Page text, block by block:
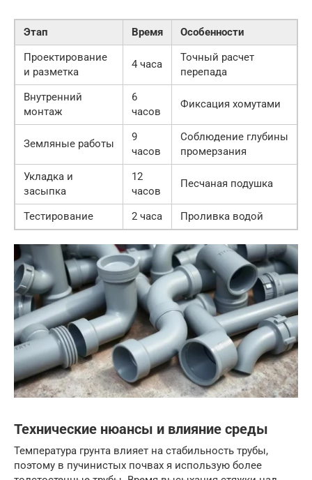
Этап Время
Особенности
Проектирование
и разметка
4 часа
Точный расчет
перепада
Внутренний
монтаж
6
часов
Фиксация хомутами
Земляные работы
9
часов
Соблюдение глубины
промерзания
Укладка и
засыпка
12
часов
Песчаная подушка
Тестирование 2 часа Проливка водой
Технические нюансы и влияние среды
Температура грунта влияет на стабильность трубы,
поэтому в пучинистых почвах я использую более